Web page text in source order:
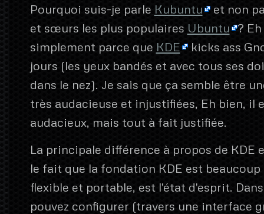
Pourquoi suis-je parle Kubuntu et non
et sœurs les plus populaires Ubuntu ?
simplement parce que KDE kicks ass
jours (les yeux bandés et avec tous ses
dans le nez). Je sais que ça semble être
très audacieuse et injustifiées, Eh bien, il
audacieux, mais tout à fait justifiée.
La principale différence à propos de KDE
le fait que la fondation KDE est beaucoup
flexible et portable, est l'état d'esprit.
pouvez configurer (travers une interface